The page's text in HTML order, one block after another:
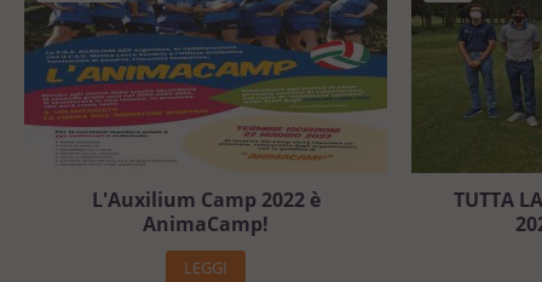
L'Auxilium Camp 2022 è
AnimaCamp!
LEGGI
TUTTA